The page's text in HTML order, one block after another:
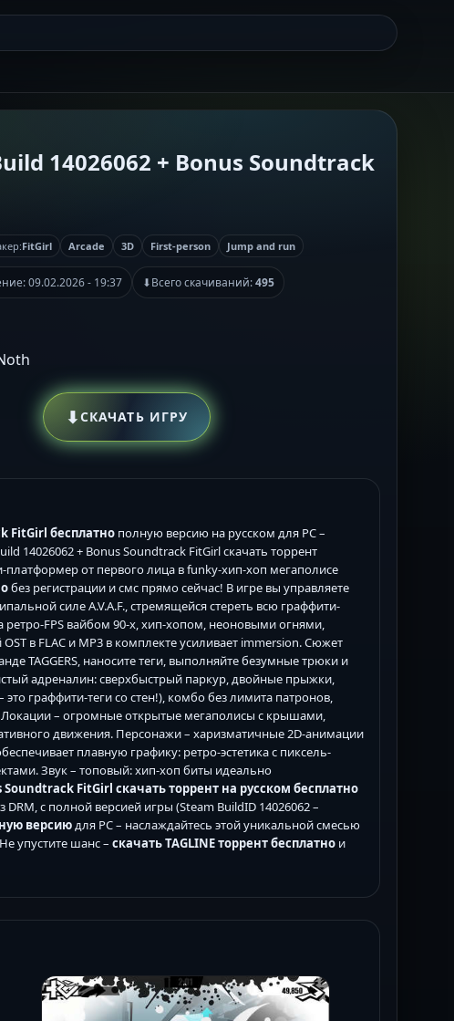
14026062 + Bonus Soundtrack
FitGirl Arcade 3D First-person Jump and run
09.02.2026 - 19:37 ⬇Всего скачиваний:495
⬇СКАЧАТЬ ИГРУ
FitGirl бесплатно полную версию на русском для PC –
14026062 + Bonus Soundtrack FitGirl скачать торрент
от первого лица в funky-хип-хоп мегаполисе
без регистрации и смс прямо сейчас! В игре вы управляете
силе A.V.A.F., стремящейся стереть всю граффити-
ретро-FPS вайбом 90-х, хип-хопом, неоновыми огнями,
в FLAC и MP3 в комплекте усиливает immersion. Сюжет
TAGGERS, наносите теги, выполняйте безумные трюки и
адреналин: сверхбыстрый паркур, двойные прыжки,
граффити-теги со стен!), комбо без лимита патронов,
Локации – огромные открытые мегаполисы с крышами,
движения. Персонажи – харизматичные 2D-анимации
плавную графику: ретро-эстетика с пиксель-
Звук – топовый: хип-хоп биты идеально
Soundtrack FitGirl скачать торрент на русском бесплатно
с полной версией игры (Steam BuildID 14026062 –
версиюдля PC – наслаждайтесь этой уникальной смесью
упустите шанс – скачать TAGLINE торрент бесплатно и